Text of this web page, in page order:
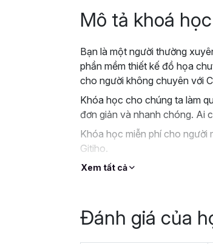
Mô tả khoá học
Bạn là một người thường
phần mềm thiết kế đồ họa
cho người không chuyên với
Khóa học cho chúng ta làm
đơn giản và nhanh chóng. Ai
Khóa học miễn phí cho người
Gitiho.
Xem tất cả
Đánh giá của